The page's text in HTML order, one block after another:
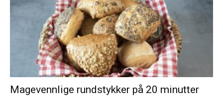
Magevennlige rundstykker på 20 minutter